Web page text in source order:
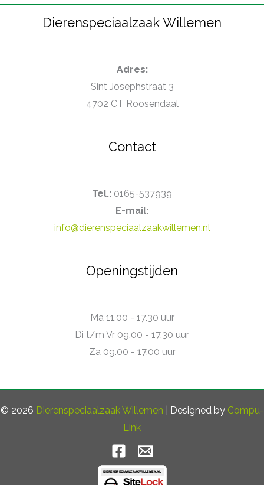
Dierenspeciaalzaak Willemen
Adres:
Sint Josephstraat 3
4702 CT Roosendaal
Contact
Tel.: 0165-537939
E-mail:
info@dierenspeciaalzaakwillemen.nl
Openingstijden
Ma 11.00 - 17.30 uur
Di t/m Vr 09.00 - 17.30 uur
Za 09.00 - 17.00 uur
© 2026 Dierenspeciaalzaak Willemen | Designed by Compu-
Link